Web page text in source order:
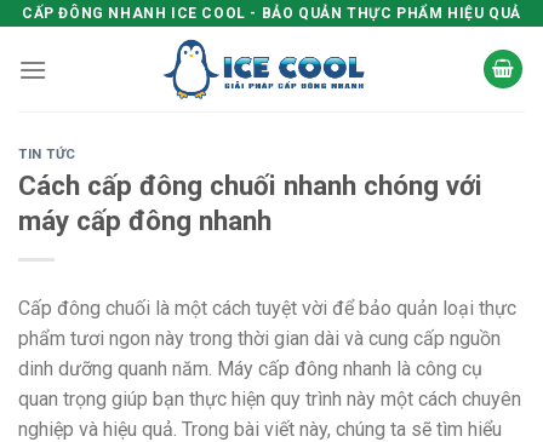
Skip
content
CẤP ĐÔNG NHANH ICE COOL - BẢO QUẢN THỰC PHẨM HIỆU QUẢ
TIN TỨC
Cách cấp đông chuối nhanh chóng với
máy cấp đông nhanh
Cấp đông chuối là một cách tuyệt vời để bảo quản loại thực
phẩm tươi ngon này trong thời gian dài và cung cấp nguồn
dinh dưỡng quanh năm. Máy cấp đông nhanh là công cụ
quan trọng giúp bạn thực hiện quy trình này một cách chuyên
nghiệp và hiệu quả. Trong bài viết này, chúng ta sẽ tìm hiểu